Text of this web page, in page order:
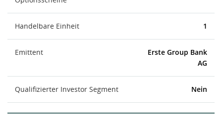
Handelbare Einheit 1
Emittent
Erste Group Bank
AG
Qualifizierter Investor Segment Nein